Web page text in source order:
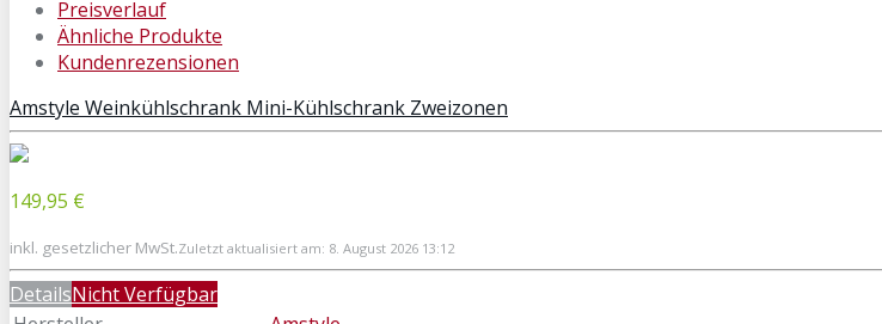
Preisverlauf
Ähnliche Produkte
Kundenrezensionen
Amstyle Weinkühlschrank Mini-Kühlschrank Zweizonen
149,95 €
inkl. gesetzlicher MwSt.Zuletzt aktualisiert am: 8. August 2026 13:12
DetailsNicht Verfügbar